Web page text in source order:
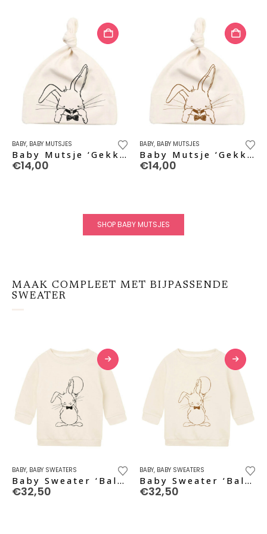
BABY, BABY MUTSJES
Baby Mutsje ‘Gekke Bek’ – black pure
€14,00
BABY, BABY MUTSJES
Baby Mutsje ‘Gekke Bek’ – caramel
€14,00
SHOP BABY MUTSJES
MAAK COMPLEET MET BIJPASSENDE
SWEATER
product
heeft
BABY, BABY SWEATERS
Baby Sweater ‘Ballon’ – black pure
€32,50
product
heeft
BABY, BABY SWEATERS
Baby Sweater ‘Ballon’ – caramel
€32,50